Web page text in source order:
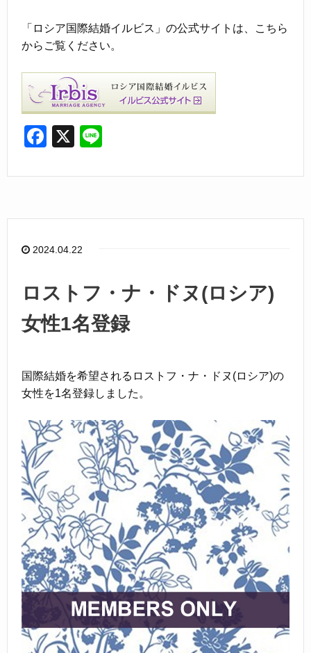
「ロシア国際結婚イルビス」の公式サイトは、こちら
からご覧ください。
F
c
b
o
k
X
e
2024.04.22
ロストフ・ナ・ドヌ(ロシア)
女性1名登録
国際結婚を希望されるロストフ・ナ・ドヌ(ロシア)の
女性を1名登録しました。